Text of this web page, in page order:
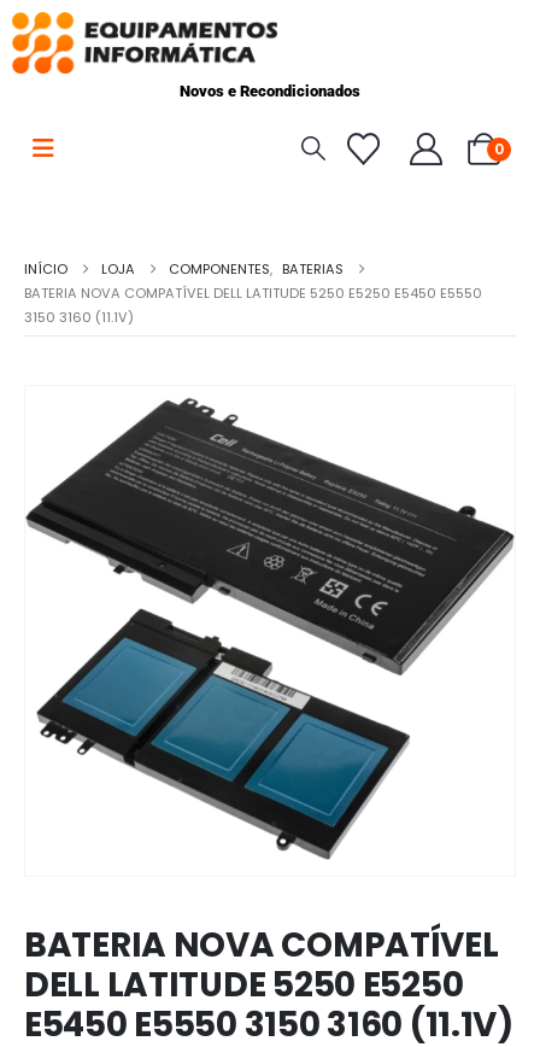
Novos e Recondicionados
0
INÍCIO LOJA COMPONENTES, BATERIAS
BATERIA NOVA COMPATÍVEL DELL LATITUDE 5250 E5250 E5450 E5550
3150 3160 (11.1V)
BATERIA NOVA COMPATÍVEL
DELL LATITUDE 5250 E5250
E5450 E5550 3150 3160 (11.1V)